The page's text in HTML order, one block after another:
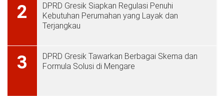
2
DPRD Gresik Siapkan Regulasi Penuhi
Kebutuhan Perumahan yang Layak dan
Terjangkau
3
DPRD Gresik Tawarkan Berbagai Skema dan
Formula Solusi di Mengare